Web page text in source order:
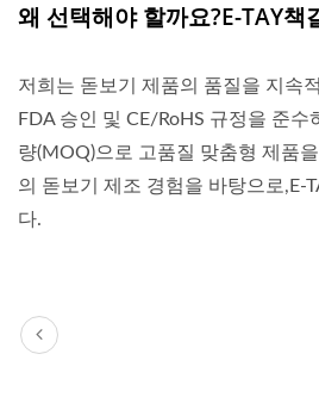
왜 선택해야 할까요?E-TAY책
저희는 돋보기 제품의 품질을 지속
FDA 승인 및 CE/RoHS 규정을 준
량(MOQ)으로 고품질 맞춤형 제품
의 돋보기 제조 경험을 바탕으로,E-
다.